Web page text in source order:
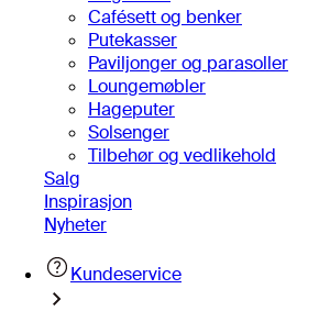
Cafésett og benker
Putekasser
Paviljonger og parasoller
Loungemøbler
Hageputer
Solsenger
Tilbehør og vedlikehold
Salg
Inspirasjon
Nyheter
Kundeservice